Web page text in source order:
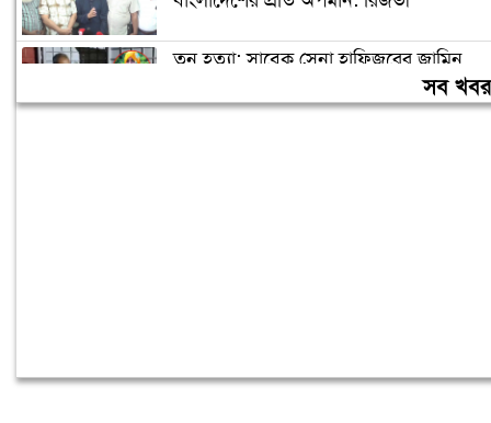
তনু হত্যা: সাবেক সেনা হাফিজুরের জামিন
সব